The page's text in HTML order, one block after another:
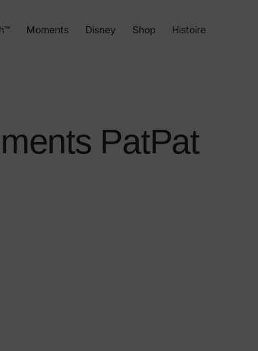
Moments Disney Shop Histoire
PatPat